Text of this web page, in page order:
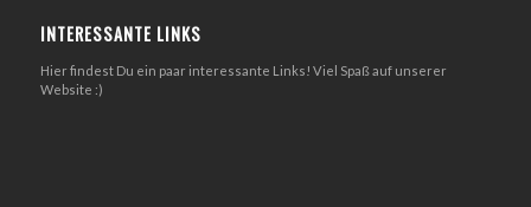
INTERESSANTE LINKS
Hier findest Du ein paar interessante Links! Viel Spaß auf unserer
Website :)